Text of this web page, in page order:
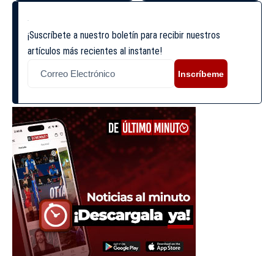
¡Suscríbete a nuestro boletín para recibir nuestros
artículos más recientes al instante!
Inscríbeme